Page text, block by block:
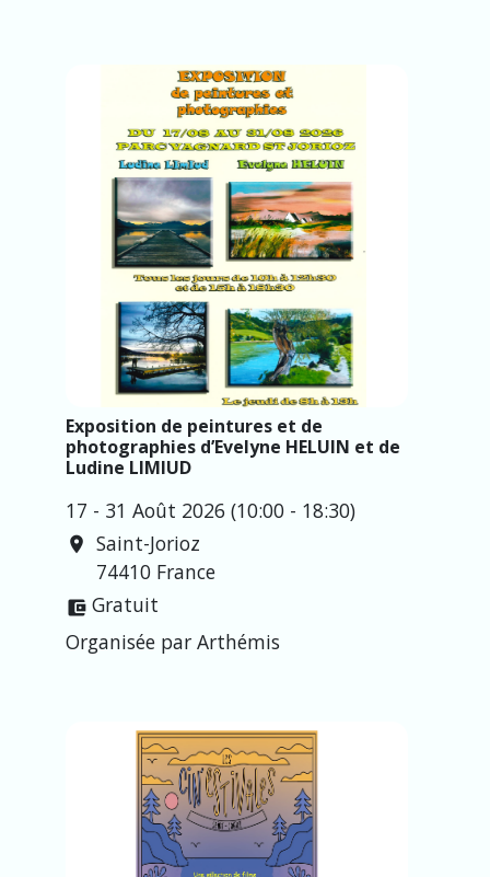
Exposition de peintures et de
photographies d’Evelyne HELUIN et de
Ludine LIMIUD
17 - 31 Août 2026 (10:00 - 18:30)
location_on Saint-Jorioz
74410 France
account_balance_wallet Gratuit
Organisée par Arthémis